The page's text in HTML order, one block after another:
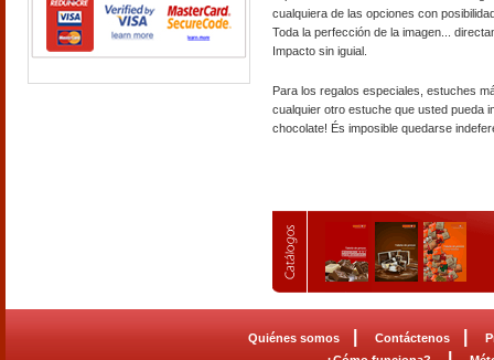
cualquiera de las opciones con
Toda la perfección de la imagen...
Impacto sin iguial.
Para los regalos especiales, estuches
cualquier otro estuche que usted pueda
chocolate! És imposible quedarse
Quiénes somos Contáctenos